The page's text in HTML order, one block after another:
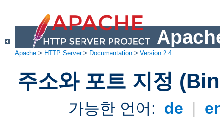
Apache > HTTP Server> Documentation > Version 2.4
주소와 포트 지정
가능한 언어: de |